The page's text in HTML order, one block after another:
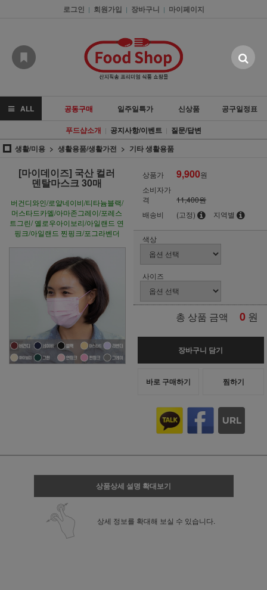
로그인 | 회원가입 | 장바구니 | 마이페이지
ALL 공동구매 일주일특가 신상품
공구일정표
푸드샵소개 | 공지사항/이벤트 | 질문/답변
생활/미용
생활용품/생활가전 기타 생활용품
[마이데이즈] 국산 컬러
덴탈마스크 30매
버건디와인/로얄네이비/티타늄블랙/
머스타드카멜/아마존그레이/포레스
트그린/ 옐로우아이보리/아일랜드 연
핑크/아일랜드 찐핑크/포그라벤더
상품가 9,900원
소비자가
격
11,400원
배송비
(고정) 지역별
색상
사이즈
총 상품 금액 0 원
장바구니 담기
바로 구매하기 찜하기
상품상세 설명 확대보기
상세 정보를 확대해 보실 수 있습니다.